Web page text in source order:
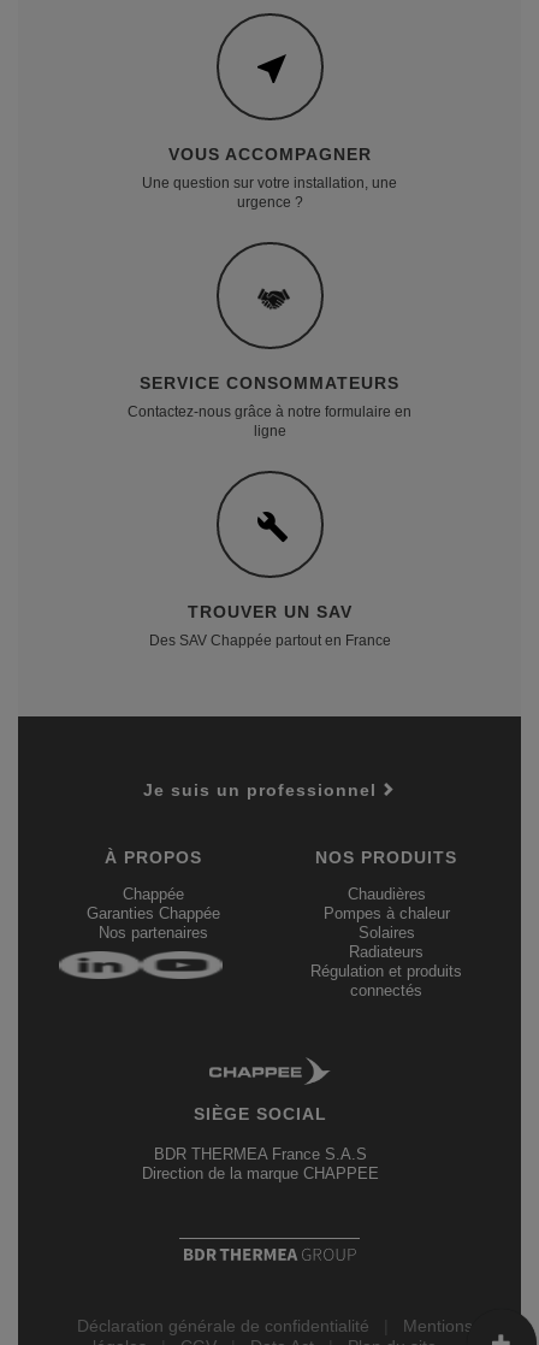
VOUS ACCOMPAGNER
Une question sur votre installation, une
urgence ?
SERVICE CONSOMMATEURS
Contactez-nous grâce à notre formulaire en
ligne
TROUVER UN SAV
Des SAV Chappée partout en France
Je suis un professionnel
À PROPOS
Chappée
Garanties Chappée
Nos partenaires
NOS PRODUITS
Chaudières
Pompes à chaleur
Solaires
Radiateurs
Régulation et produits
connectés
SIÈGE SOCIAL
BDR THERMEA France S.A.S
Direction de la marque CHAPPEE
Déclaration générale de confidentialité
Mentions